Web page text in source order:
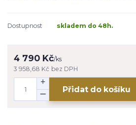
Dostupnost skladem do 48h.
4 790 Kč/ks
3 958,68 Kč bez DPH
Přidat do košíku